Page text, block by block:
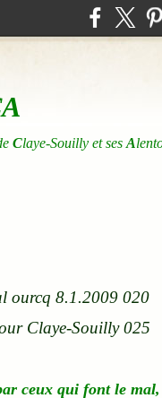
Claye-Souilly et ses A
ceux qui font le mal,